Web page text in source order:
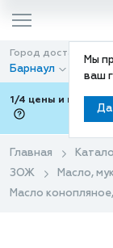
Мы
ваш
Да
Город доставки
Барнаул
1/4 цены и
Главная
ЗОЖ
Масло,
Масло